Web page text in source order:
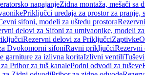
napajanjeZidna montaža, mešači sa
Priključci uređaja za prostor za pranje,
sifoni, modeli za uštedu prostora
delovi za Sifoni za umivaonike, modeli
Rezervni delovi za PriključciZaptivke
Dvokomorni sifoniRavni priključci
garniture za izlivna koritaIzlivni ventili
Pribor za tuš kanalePodni odvodi za tuševe